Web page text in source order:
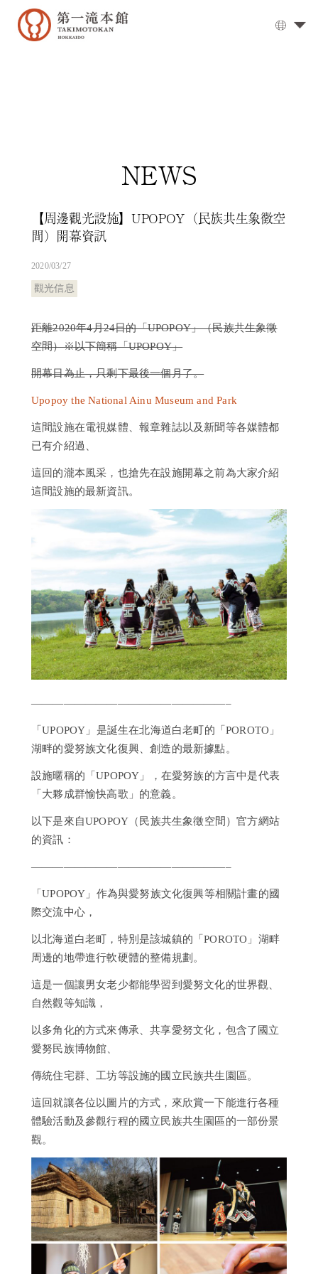
通
式
設
日
歸
溫
泉
一
遊
住
宿
項
史
問
題
向
我
們
詢
風
NEWS
【周邊觀光設施】UPOPOY（民族共生象徵空
間）開幕資訊
2020/03/27
觀光信息
距離2020年4月24日的「UPOPOY」（民族共生象徵
空間）※以下簡稱「UPOPOY」
開幕日為止，只剩下最後一個月了。
Upopoy the National Ainu Museum and Park
這間設施在電視媒體、報章雜誌以及新聞等各媒體都
已有介紹過、
這回的瀧本風采，也搶先在設施開幕之前為大家介紹
這間設施的最新資訊。
——————————————————–
「UPOPOY」是誕生在北海道白老町的「POROTO」
湖畔的愛努族文化復興、創造的最新據點。
設施暱稱的「UPOPOY」，在愛努族的方言中是代表
「大夥成群愉快高歌」的意義。
以下是來自UPOPOY（民族共生象徵空間）官方網站
的資訊：
——————————————————–
「UPOPOY」作為與愛努族文化復興等相關計畫的國
際交流中心，
以北海道白老町，特別是該城鎮的「POROTO」湖畔
周邊的地帶進行軟硬體的整備規劃。
這是一個讓男女老少都能學習到愛努文化的世界觀、
自然觀等知識，
以多角化的方式來傳承、共享愛努文化，包含了國立
愛努民族博物館、
傳統住宅群、工坊等設施的國立民族共生園區。
這回就讓各位以圖片的方式，來欣賞一下能進行各種
體驗活動及參觀行程的國立民族共生園區的一部份景
觀。